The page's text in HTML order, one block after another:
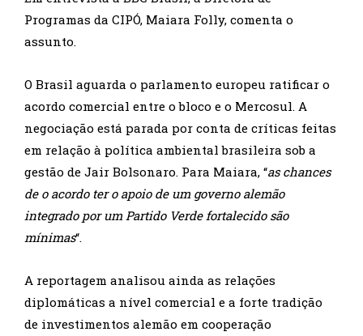
Programas da CIPÓ, Maiara Folly, comenta o
assunto.
O Brasil aguarda o parlamento europeu ratificar o
acordo comercial entre o bloco e o Mercosul. A
negociação está parada por conta de críticas feitas
em relação à política ambiental brasileira sob a
gestão de Jair Bolsonaro. Para Maiara, “as chances
de o acordo ter o apoio de um governo alemão
integrado por um Partido Verde fortalecido são
mínimas“.
A reportagem analisou ainda as relações
diplomáticas a nível comercial e a forte tradição
de investimentos alemão em cooperação